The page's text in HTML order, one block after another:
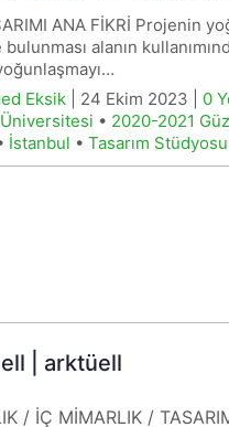
ANA FİKRİ Projenin
alanın
Eksik | 24 Ekim 2023 | 0
Üniversitesi • 2020-2021
İstanbul • Tasarım
| arktüell
/ İÇ MİMARLIK /